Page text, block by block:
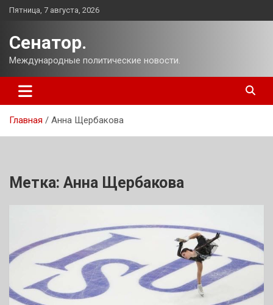
Перейти
Пятница, 7 августа, 2026
Сенатор.
Международные политические новости.
Главная Анна Щербакова
Метка: Анна Щербакова